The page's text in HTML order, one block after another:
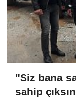
"Siz bana
sahip